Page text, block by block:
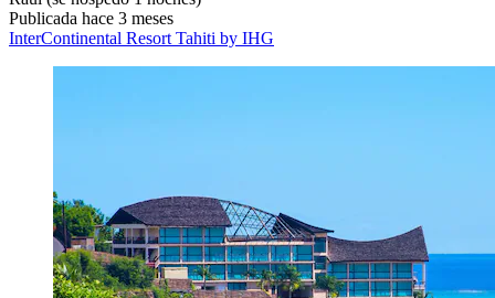
Publicada hace 3 meses
InterContinental Resort Tahiti by IHG